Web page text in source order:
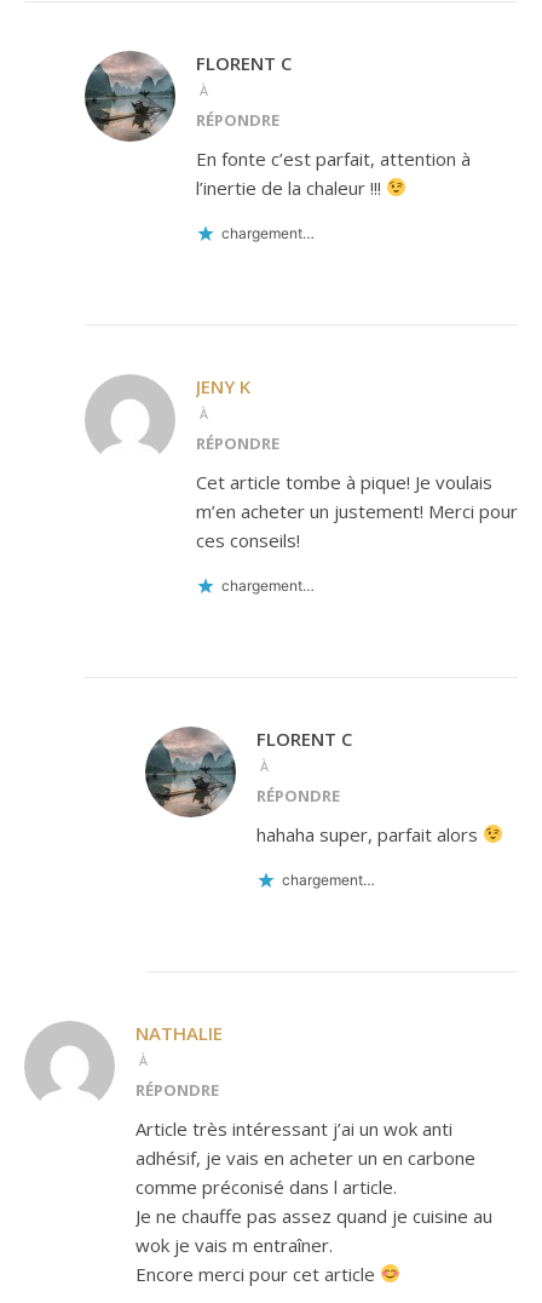
FLORENT C
À
RÉPONDRE
En fonte c’est parfait, attention à
l’inertie de la chaleur !!!
chargement…
JENY K
À
RÉPONDRE
Cet article tombe à pique! Je voulais
m’en acheter un justement! Merci pour
ces conseils!
chargement…
FLORENT C
À
RÉPONDRE
hahaha super, parfait alors
chargement…
NATHALIE
À
RÉPONDRE
Article très intéressant j’ai un wok anti
adhésif, je vais en acheter un en carbone
comme préconisé dans l article.
Je ne chauffe pas assez quand je cuisine au
wok je vais m entraîner.
Encore merci pour cet article